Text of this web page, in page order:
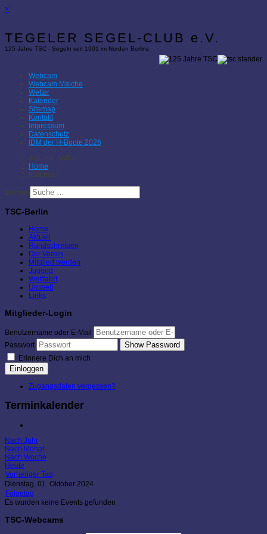
×
TEGELER SEGEL-CLUB e.V.
125 Jahre TSC - Segeln seit 1901 im Norden Berlins
Webcam
Webcam Malche
Wetter
Kalender
Sitemap
Kontakt
Impressum
Datenschutz
IDM der H-Boote 2026
Aktuelle Seite:
Home
Kalender
Suchen
TSC-Berlin
Home
Aktuell
Rundschreiben
Der Verein
Mitglied werden
Jugend
Wettfahrt
Umwelt
Links
Mitglieder-Login
Benutzername oder E-Mail
Passwort
Show Password
Erinnere Dich an mich
Einloggen
Zugangsdaten vergessen?
Terminkalender
Nach Jahr
Nach Monat
Nach Woche
Heute
Vorheriger Tag
Dienstag, 01. Oktober 2024
Folgetag
Es wurden keine Events gefunden
TSC-Webcams